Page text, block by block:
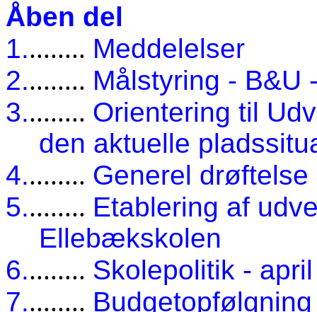
Åben del
1......... Meddelelser
2......... Målstyring - B&U
3......... Orientering til
den aktuelle
4......... Generel
5......... Etablering af
Ellebækskolen
6......... Skolepolitik -
7.........